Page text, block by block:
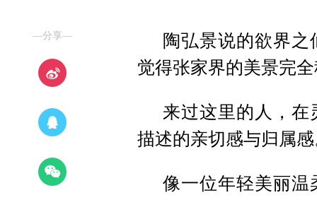
—分享—
陶弘景说的欲界
觉得张家界的美景完
来过这里的人，
描述的亲切感与归属
像一位年轻美丽温